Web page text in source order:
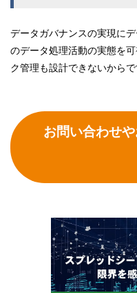
データガバナンスの実現に
のデータ処理活動の実態を
ク管理も設計できないから
お問い合わせ